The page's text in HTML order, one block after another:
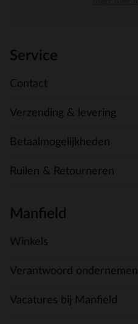
Service
Contact
Verzending & levering
Betaalmogelijkheden
Ruilen & Retourneren
Manfield
Winkels
Verantwoord ondernemen
Vacatures bij Manfield